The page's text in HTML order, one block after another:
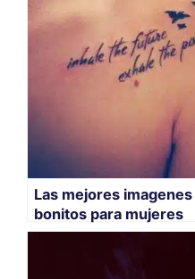
Las mejores
bonitos para mujeres